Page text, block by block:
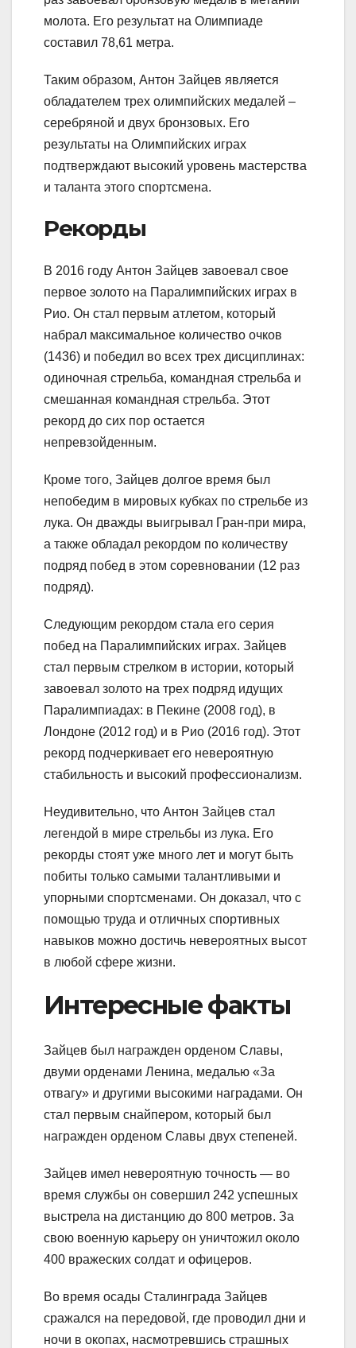
молота. Его результат на Олимпиаде
составил 78,61 метра.
Таким образом, Антон Зайцев является
обладателем трех олимпийских медалей –
серебряной и двух бронзовых. Его
результаты на Олимпийских играх
подтверждают высокий уровень мастерства
и таланта этого спортсмена.
Рекорды
В 2016 году Антон Зайцев завоевал свое
первое золото на Паралимпийских играх в
Рио. Он стал первым атлетом, который
набрал максимальное количество очков
(1436) и победил во всех трех дисциплинах:
одиночная стрельба, командная стрельба и
смешанная командная стрельба. Этот
рекорд до сих пор остается
непревзойденным.
Кроме того, Зайцев долгое время был
непобедим в мировых кубках по стрельбе из
лука. Он дважды выигрывал Гран-при мира,
а также обладал рекордом по количеству
подряд побед в этом соревновании (12 раз
подряд).
Следующим рекордом стала его серия
побед на Паралимпийских играх. Зайцев
стал первым стрелком в истории, который
завоевал золото на трех подряд идущих
Паралимпиадах: в Пекине (2008 год), в
Лондоне (2012 год) и в Рио (2016 год). Этот
рекорд подчеркивает его невероятную
стабильность и высокий профессионализм.
Неудивительно, что Антон Зайцев стал
легендой в мире стрельбы из лука. Его
рекорды стоят уже много лет и могут быть
побиты только самыми талантливыми и
упорными спортсменами. Он доказал, что с
помощью труда и отличных спортивных
навыков можно достичь невероятных высот
в любой сфере жизни.
Интересные факты
Зайцев был награжден орденом Славы,
двуми орденами Ленина, медалью «За
отвагу» и другими высокими наградами. Он
стал первым снайпером, который был
награжден орденом Славы двух степеней.
Зайцев имел невероятную точность — во
время службы он совершил 242 успешных
выстрела на дистанцию до 800 метров. За
свою военную карьеру он уничтожил около
400 вражеских солдат и офицеров.
Во время осады Сталинграда Зайцев
сражался на передовой, где проводил дни и
ночи в окопах, насмотревшись страшных